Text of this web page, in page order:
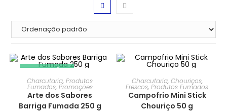
PROMOÇÃO!
Charcutaria,Produtos
Fumados, Promoções
Arte dos Sabores
Barriga Fumada 250 g
Charcutaria, Chouriços,
Frescos,Produtos Fumados
Campofrio Mini Stick
Chouriço 50 g